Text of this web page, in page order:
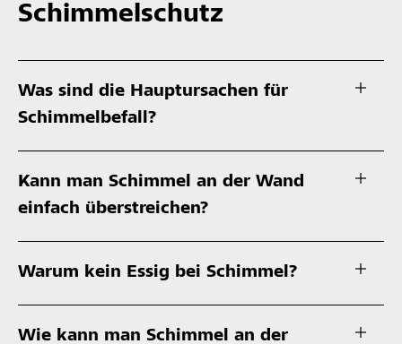
Schimmelschutz
Was sind die Hauptursachen für
Schimmelbefall?
Kann man Schimmel an der Wand
einfach überstreichen?
Warum kein Essig bei Schimmel?
Wie kann man Schimmel an der